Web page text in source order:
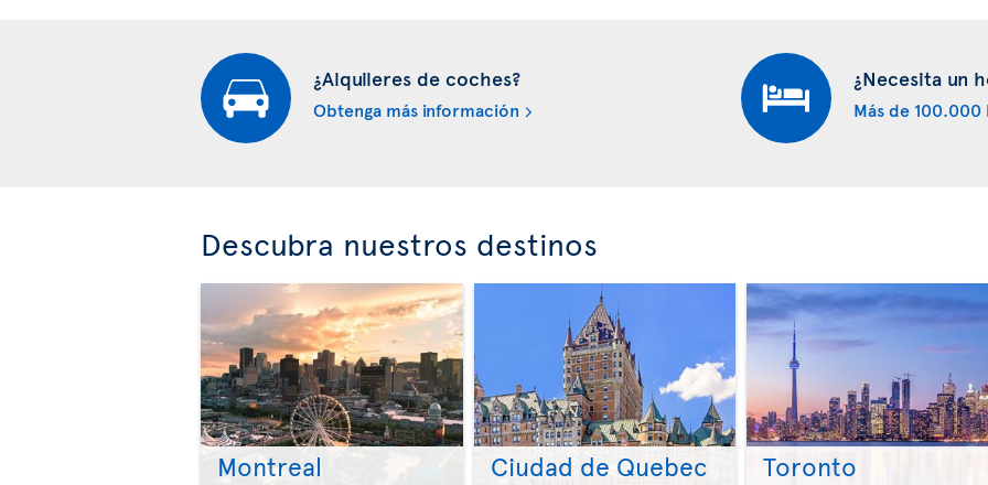
¿Alquileres de coches?
Obtenga más información
¿Necesita un
Más de
Descubra nuestros destinos
Montreal Ciudad de Quebec Toronto